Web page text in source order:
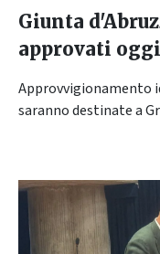
Giunta
approvati
Approvvigionamento
saranno destinate a